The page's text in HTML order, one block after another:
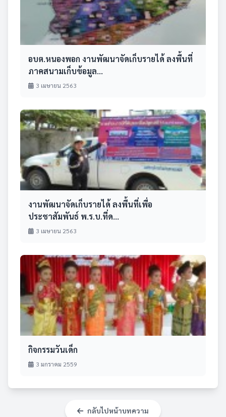
อบต.หนองพอก งานพัฒนาจัดเก็บรายได้ ลงพื้นที่
ภาคสนามเก็บข้อมูล...
3 เมษายน 2563
งานพัฒนาจัดเก็บรายได้ ลงพื้นที่เพื่อ
ประชาสัมพันธ์ พ.ร.บ.ที่ด...
3 เมษายน 2563
กิจกรรมวันเด็ก
3 มกราคม 2559
กลับไปหน้าบทความ